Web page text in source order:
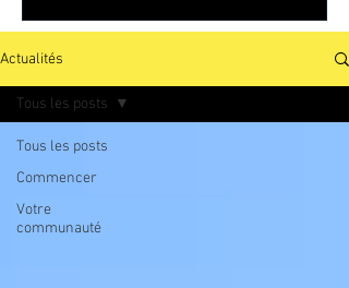
Actualités
Tous les posts
Commencer
Votre
communauté
Tous les posts